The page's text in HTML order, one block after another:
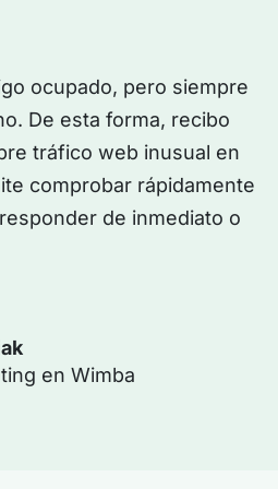
ocupado, pero siempre
De esta forma, recibo
tráfico web inusual en
comprobar rápidamente
de inmediato o
en Wimba